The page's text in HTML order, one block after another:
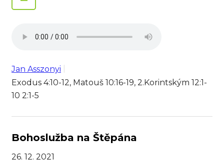
Jan Asszonyi
Exodus 4:10-12, Matouš 10:16-19, 2.Korintským 12:1-
10 2:1-5
Bohoslužba na Štěpána
26. 12. 2021